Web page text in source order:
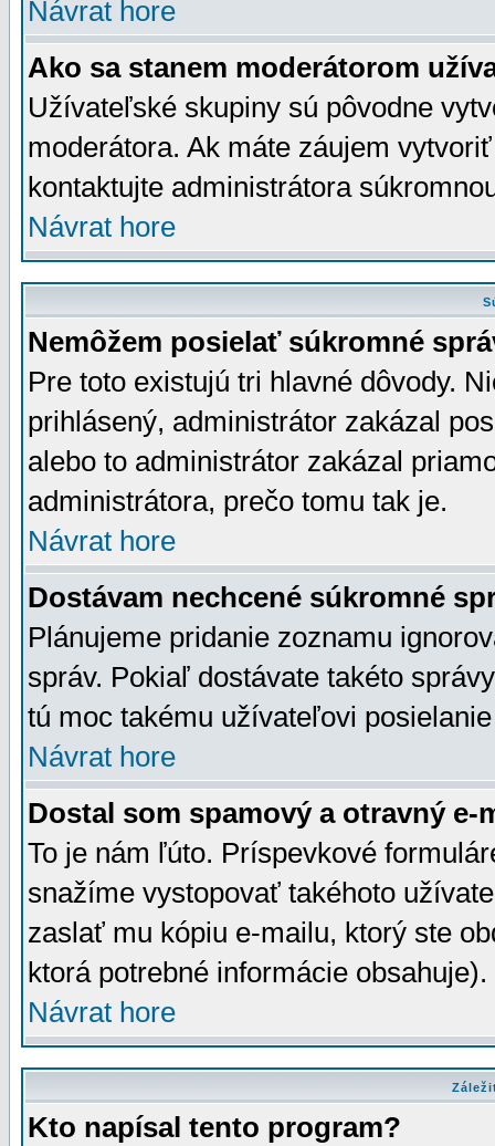
Návrat hore
Ako sa stanem moderátorom
Užívateľské skupiny sú pôvodne
moderátora. Ak máte záujem
kontaktujte administrátora
Návrat hore
Nemôžem posielať súkromné
Pre toto existujú tri hlavné dôvody.
prihlásený, administrátor zakázal
alebo to administrátor zakázal
administrátora, prečo tomu tak je.
Návrat hore
Dostávam nechcené súkromné
Plánujeme pridanie zoznamu
správ. Pokiaľ dostávate takéto
tú moc takému užívateľovi
Návrat hore
Dostal som spamový a otravný e-
To je nám ľúto. Príspevkové
snažíme vystopovať takéhoto
zaslať mu kópiu e-mailu, ktorý ste
ktorá potrebné informácie
Návrat hore
Kto napísal tento program?